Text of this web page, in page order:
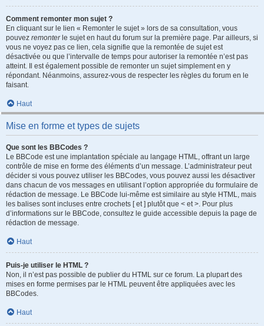
Comment remonter mon sujet ?
En cliquant sur le lien « Remonter le sujet » lors de sa consultation, vous
pouvez remonterle sujet en haut du forum sur la première page. Par ailleurs, si
vous ne voyez pas ce lien, cela signifie que la remontée de sujet est
désactivée ou que l’intervalle de temps pour autoriser la remontée n’est pas
atteint. Il est également possible de remonter un sujet simplement en y
répondant. Néanmoins, assurez-vous de respecter les règles du forum en le
faisant.
Haut
Mise en forme et types de sujets
Que sont les BBCodes ?
Le BBCode est une implantation spéciale au langage HTML, offrant un large
contrôle de mise en forme des éléments d’un message. L’administrateur peut
décider si vous pouvez utiliser les BBCodes, vous pouvez aussi les désactiver
dans chacun de vos messages en utilisant l’option appropriée du formulaire de
rédaction de message. Le BBCode lui-même est similaire au style HTML, mais
les balises sont incluses entre crochets [ et ] plutôt que < et >. Pour plus
d’informations sur le BBCode, consultez le guide accessible depuis la page de
rédaction de message.
Haut
Puis-je utiliser le HTML ?
Non, il n’est pas possible de publier du HTML sur ce forum. La plupart des
mises en forme permises par le HTML peuvent être appliquées avec les
BBCodes.
Haut